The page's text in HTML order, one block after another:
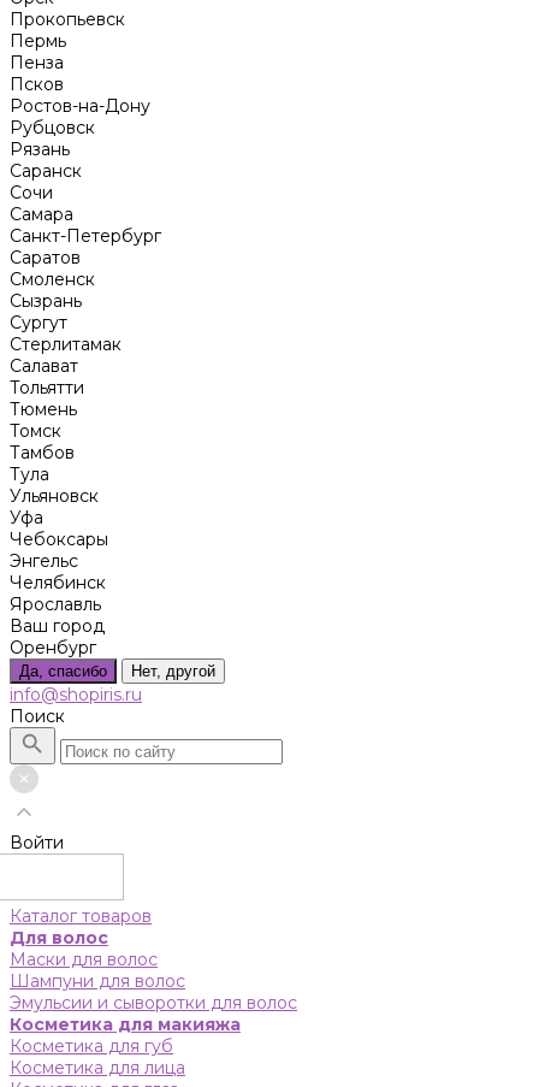
Прокопьевск
Пермь
Пенза
Псков
Ростов-на-Дону
Рубцовск
Рязань
Саранск
Сочи
Самара
Санкт-Петербург
Саратов
Смоленск
Сызрань
Сургут
Стерлитамак
Салават
Тольятти
Тюмень
Томск
Тамбов
Тула
Ульяновск
Уфа
Чебоксары
Энгельс
Челябинск
Ярославль
Ваш город
Оренбург
Да, спасибо Нет, другой
info@shopiris.ru
Поиск
Войти
Каталог товаров
Для волос
Маски для волос
Шампуни для волос
Эмульсии и сыворотки для волос
Косметика для макияжа
Косметика для губ
Косметика для лица